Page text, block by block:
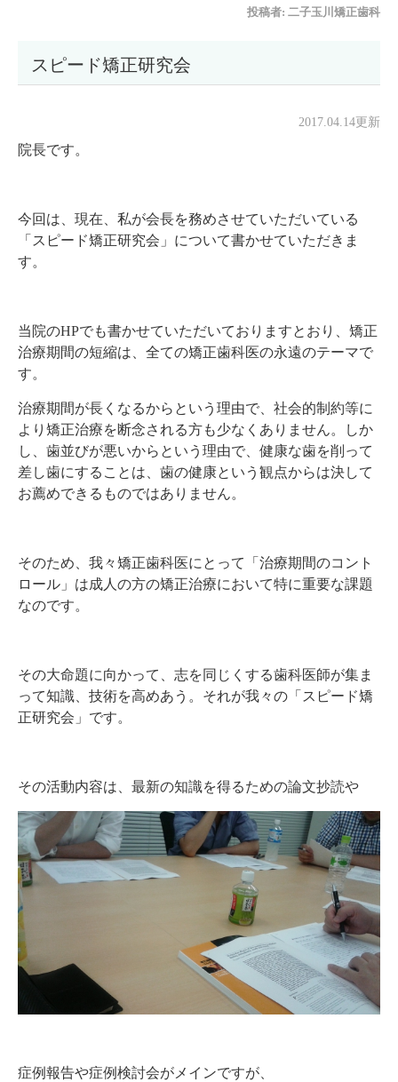
投稿者: 二子玉川矯正歯科
スピード矯正研究会
2017.04.14更新
院長です。
今回は、現在、私が会長を務めさせていただいている
「スピード矯正研究会」について書かせていただきま
す。
当院のHPでも書かせていただいておりますとおり、矯正
治療期間の短縮は、全ての矯正歯科医の永遠のテーマで
す。
治療期間が長くなるからという理由で、社会的制約等に
より矯正治療を断念される方も少なくありません。しか
し、歯並びが悪いからという理由で、健康な歯を削って
差し歯にすることは、歯の健康という観点からは決して
お薦めできるものではありません。
そのため、我々矯正歯科医にとって「治療期間のコント
ロール」は成人の方の矯正治療において特に重要な課題
なのです。
その大命題に向かって、志を同じくする歯科医師が集ま
って知識、技術を高めあう。それが我々の「スピード矯
正研究会」です。
その活動内容は、最新の知識を得るための論文抄読や
症例報告や症例検討会がメインですが、